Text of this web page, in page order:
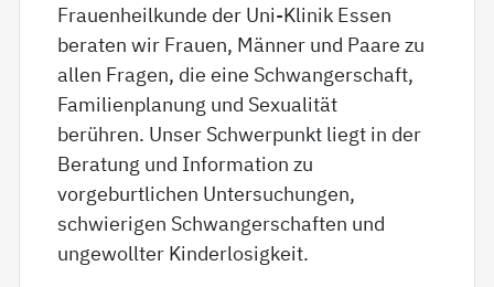
Frauenheilkunde der Uni-Klinik Essen
beraten wir Frauen, Männer und Paare zu
allen Fragen, die eine Schwangerschaft,
Familienplanung und Sexualität
berühren. Unser Schwerpunkt liegt in der
Beratung und Information zu
vorgeburtlichen Untersuchungen,
schwierigen Schwangerschaften und
ungewollter Kinderlosigkeit.